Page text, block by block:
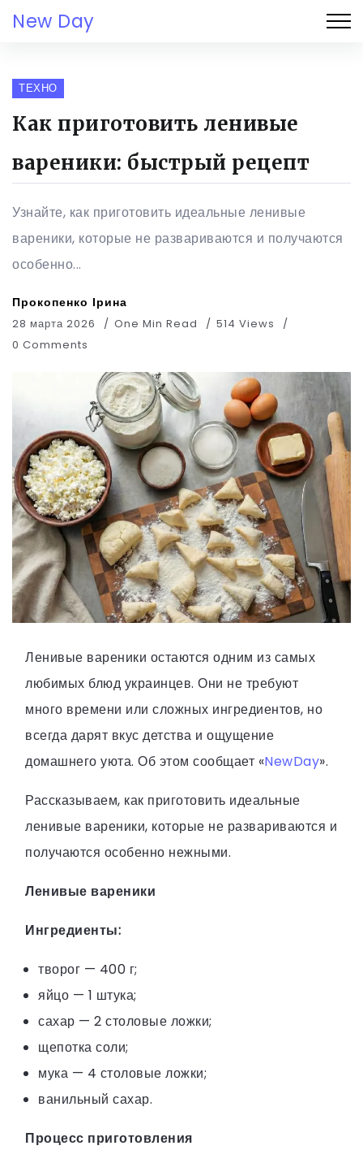
New Day
ТЕХНО
Как приготовить ленивые
вареники: быстрый рецепт
Узнайте, как приготовить идеальные ленивые
вареники, которые не развариваются и получаются
особенно...
Прокопенко Ірина
28 марта 2026 One Min Read
514 Views
0 Comments
Ленивые вареники остаются одним из самых
любимых блюд украинцев. Они не требуют
много времени или сложных ингредиентов, но
всегда дарят вкус детства и ощущение
домашнего уюта. Об этом сообщает «NewDay».
Рассказываем, как приготовить идеальные
ленивые вареники, которые не развариваются и
получаются особенно нежными.
Ленивые вареники
Ингредиенты:
творог — 400 г;
яйцо — 1 штука;
сахар — 2 столовые ложки;
щепотка соли;
мука — 4 столовые ложки;
ванильный сахар.
Процесс приготовления